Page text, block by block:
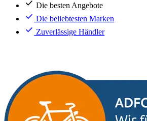
Die besten Angebote
Die beliebtesten Marken
Zuverlässige Händler